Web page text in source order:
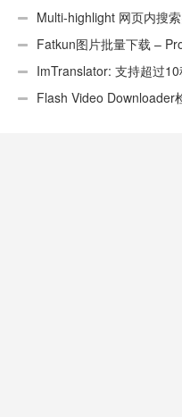
Multi-highlight 网页内搜
Fatkun图片批量下载 –
ImTranslator: 支持超过
性不错Flash Video Downloader